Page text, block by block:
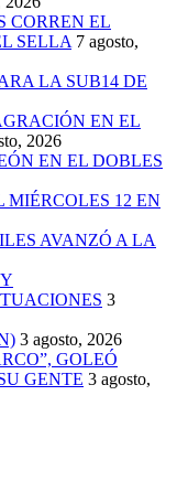
CORREN EL
SELLA 7 agosto,
LA SUB14 DE
EN EL
2026
EN EL DOBLES
12 EN
AVANZÓ A LA
3
3 agosto, 2026
GOLEÓ
GENTE 3 agosto,